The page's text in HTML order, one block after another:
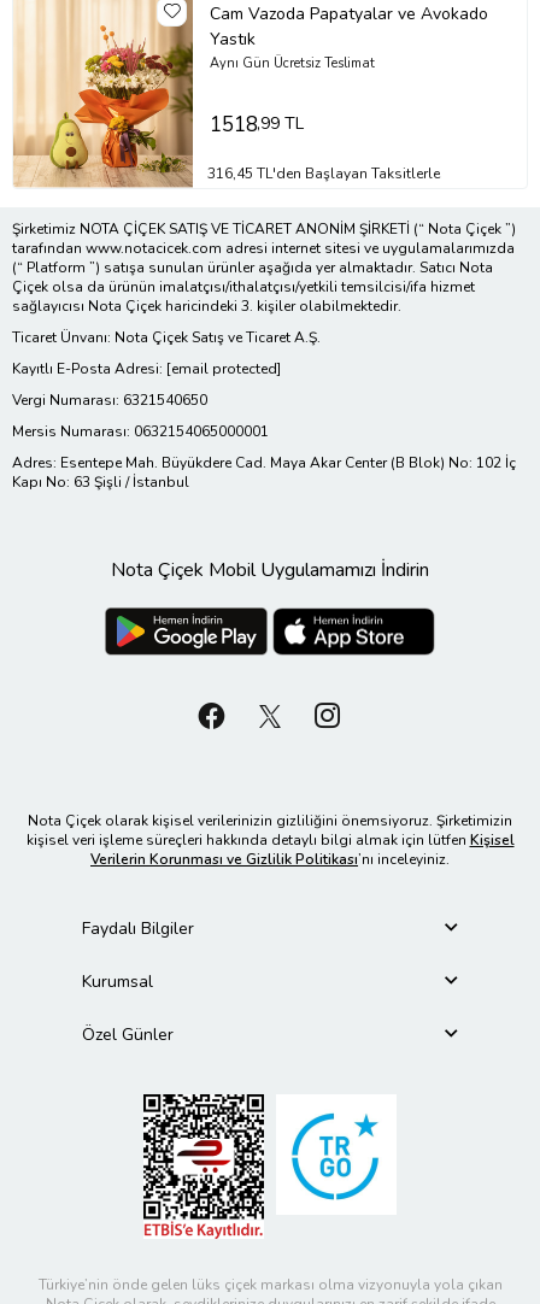
Cam Vazoda Papatyalar ve Avokado
Yastık
Aynı Gün Ücretsiz Teslimat
1518,99 TL
316,45 TL'den Başlayan Taksitlerle
Şirketimiz NOTA ÇİÇEK SATIŞ VE TİCARET ANONİM ŞİRKETİ (“ Nota Çiçek ”)
tarafından www.notacicek.com adresi internet sitesi ve uygulamalarımızda
(“ Platform ”) satışa sunulan ürünler aşağıda yer almaktadır. Satıcı Nota
Çiçek olsa da ürünün imalatçısı/ithalatçısı/yetkili temsilcisi/ifa hizmet
sağlayıcısı Nota Çiçek haricindeki 3. kişiler olabilmektedir.
Ticaret Ünvanı: Nota Çiçek Satış ve Ticaret A.Ş.
Kayıtlı E-Posta Adresi: [email protected]
Vergi Numarası: 6321540650
Mersis Numarası: 0632154065000001
Adres: Esentepe Mah. Büyükdere Cad. Maya Akar Center (B Blok) No: 102 İç
Kapı No: 63 Şişli / İstanbul
Nota Çiçek Mobil Uygulamamızı İndirin
Nota Çiçek olarak kişisel verilerinizin gizliliğini önemsiyoruz. Şirketimizin
kişisel veri işleme süreçleri hakkında detaylı bilgi almak için lütfen Kişisel
Verilerin Korunması ve Gizlilik Politikası’nı inceleyiniz.
Faydalı Bilgiler
Kurumsal
Özel Günler
Türkiye’nin önde gelen lüks çiçek markası olma vizyonuyla yola çıkan